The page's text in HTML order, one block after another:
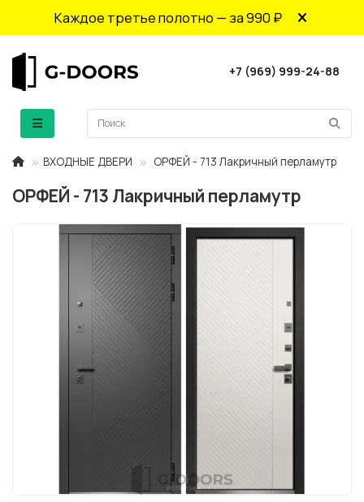
Каждое третье полотно — за 990 ₽
+7 (969) 999-24-88
ВХОДНЫЕ ДВЕРИ ОРФЕЙ - 713 Лакричный перламутр
ОРФЕЙ - 713 Лакричный перламутр